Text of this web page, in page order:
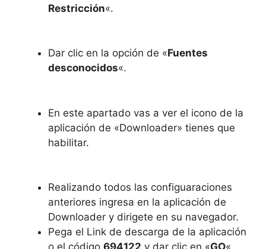
Restricción«.
Dar clic en la opción de «Fuentes
desconocidos«.
En este apartado vas a ver el icono de la
aplicación de «Downloader» tienes que
habilitar.
Realizando todos las configuaraciones
anteriores ingresa en la aplicación de
Downloader y dirigete en su navegador.
Pega el Link de descarga de la aplicación